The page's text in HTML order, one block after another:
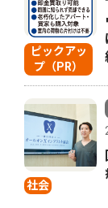
ピックアッ
プ（PR）
社会